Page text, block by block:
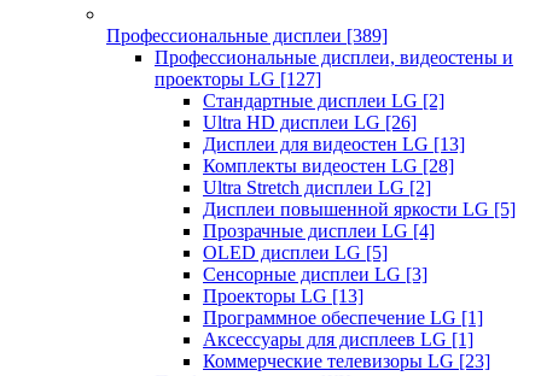
Профессиональные дисплеи [389]
Профессиональные дисплеи, видеостены и
проекторы LG [127]
Стандартные дисплеи LG [2]
Ultra HD дисплеи LG [26]
Дисплеи для видеостен LG [13]
Комплекты видеостен LG [28]
Ultra Stretch дисплеи LG [2]
Дисплеи повышенной яркости LG [5]
Прозрачные дисплеи LG [4]
OLED дисплеи LG [5]
Сенсорные дисплеи LG [3]
Проекторы LG [13]
Программное обеспечение LG [1]
Аксессуары для дисплеев LG [1]
Коммерческие телевизоры LG [23]